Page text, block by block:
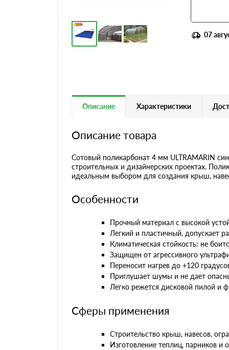
07
Описание Характеристики
Описание товара
Сотовый поликарбонат 4 мм ULTRAMARIN
строительных и дизайнерских проектах.
идеальным выбором для создания крыш,
Особенности
Прочный материал с высокой
Легкий и пластичный, допускает
Климатическая стойкость: не
Защищен от агрессивного
Переносит нагрев до +120
Приглушает шумы и не дает
Легко режется дисковой пилой и
Сферы применения
Строительство крыш, навесов,
Изготовление теплиц, парников и